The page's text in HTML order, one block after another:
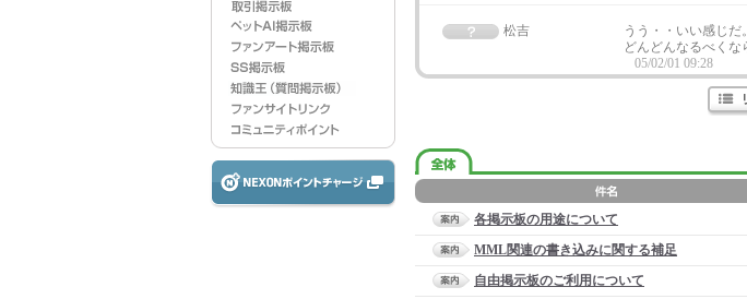
松吉
うう・・いい感じだ
どんどんなるべくな
05/02/01 09:28
各掲示板の用途について
MML関連の書き込みに関する補足
自由掲示板のご利用について